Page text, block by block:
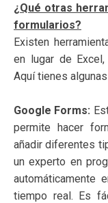
¿Qué otras
formularios?
Existen
en lugar de
Aquí tienes
Google Forms:
permite hacer
añadir diferentes
un experto en
automáticamente
tiempo real. Es